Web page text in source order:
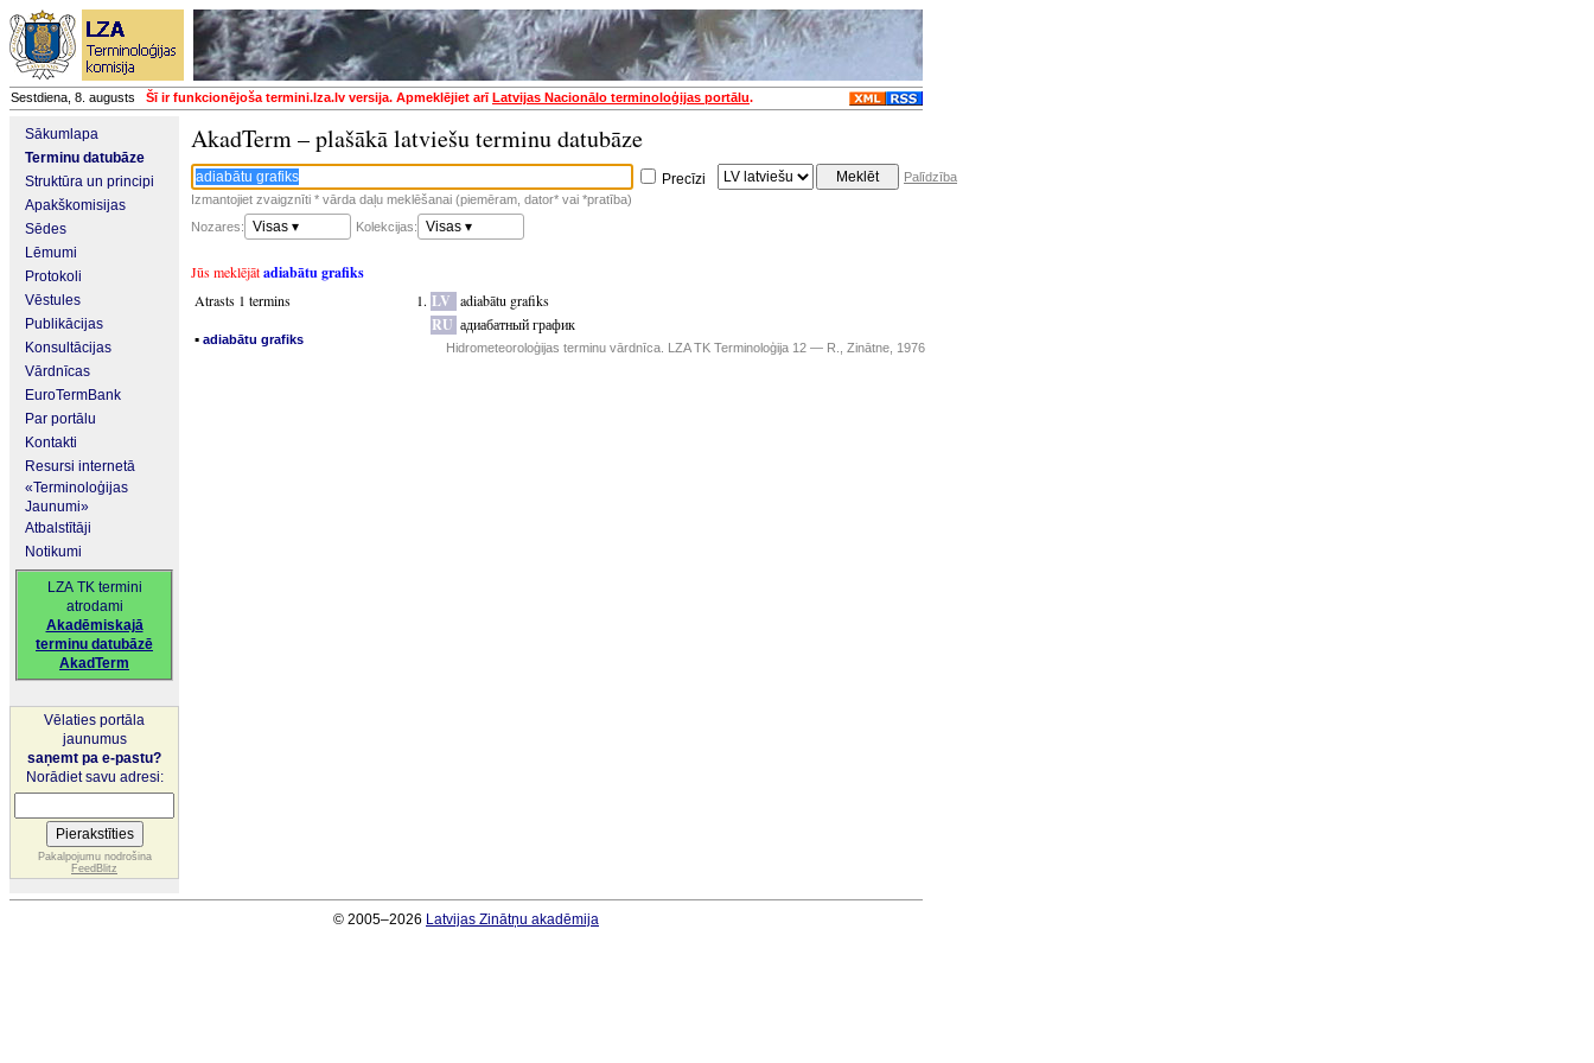
Sestdiena, 8. augusts Šī ir funkcionējoša termini.lza.lv versija. Apmeklējiet arīLatvijas Nacionālo terminoloģijas portālu.
Sākumlapa
Terminu datubāze
Struktūra un principi
Apakškomisijas
Sēdes
Lēmumi
Protokoli
Vēstules
Publikācijas
Konsultācijas
Vārdnīcas
EuroTermBank
Par portālu
Kontakti
Resursi internetā
«Terminoloģijas
Jaunumi»
Atbalstītāji
Notikumi
LZA TK termini
atrodami
Akadēmiskajā
terminu datubāzē
AkadTerm
Vēlaties portāla
jaunumus
saņemt pa e-pastu?
Norādiet savu adresi:
Pakalpojumu nodrošina
FeedBlitz
AkadTerm – plašākā latviešu terminu datubāze
Precīzi
Palīdzība
Izmantojiet zvaigznīti * vārda daļu meklēšanai (piemēram, dator* vai *pratība)
Nozares:
Visas ▾ Kolekcijas: Visas ▾
Jūs meklējātadiabātu grafiks
Atrasts 1 termins
▪ adiabātu grafiks
LV adiabātu grafiks
RU адиабатный график
Hidrometeoroloģijas terminu vārdnīca. LZA TK Terminoloģija 12 — R., Zinātne, 1976
© 2005–2026 Latvijas Zinātņu akadēmija